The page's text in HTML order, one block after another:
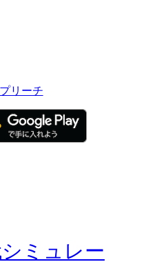
リーチ
ミュレー